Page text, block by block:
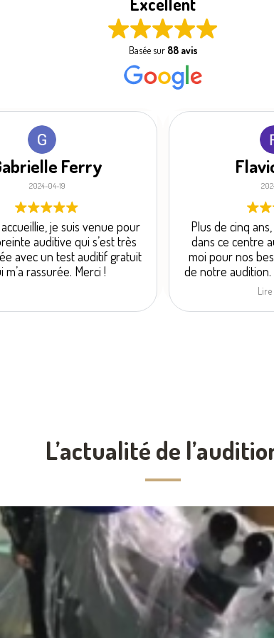
Basée sur 88 avis
Ferry
2024-04-19
je suis venue pour
auditive qui s’est très
avec un test auditif gratuit
m’a rassurée. Merci !
Plus de cinq
dans ce centre
moi pour nos
de notre audition.
satisfait de la
Nous
L’actualité de